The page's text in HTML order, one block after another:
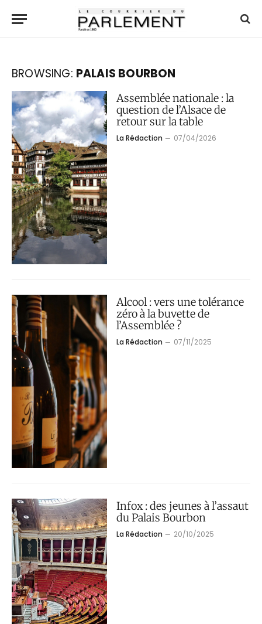
BROWSING: PALAIS BOURBON
Assemblée nationale : la
question de l’Alsace de
retour sur la table
La Rédaction 07/04/2026
Alcool : vers une tolérance
zéro à la buvette de
l’Assemblée ?
La Rédaction 07/11/2025
Infox : des jeunes à l’assaut
du Palais Bourbon
La Rédaction 20/10/2025